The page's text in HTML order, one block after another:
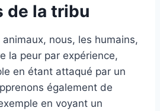
de la tribu
nous, les humains,
la peur par expérience,
en étant attaqué par un
également de
en voyant un